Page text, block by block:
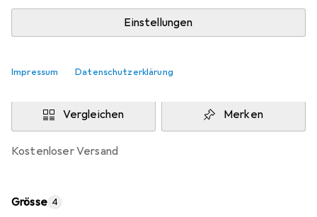
Einstellungen
Impressum Datenschutzerklärung
Metamorph GmbHDE
In den Warenkorb
Vergleichen Merken
kostenloser Versand
Grösse 4